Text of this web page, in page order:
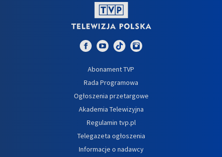
Abonament TVP
Rada Programowa
Ogłoszenia przetargowe
Akademia Telewizyjna
Regulamin tvp.pl
Telegazeta ogłoszenia
Informacje o nadawcy